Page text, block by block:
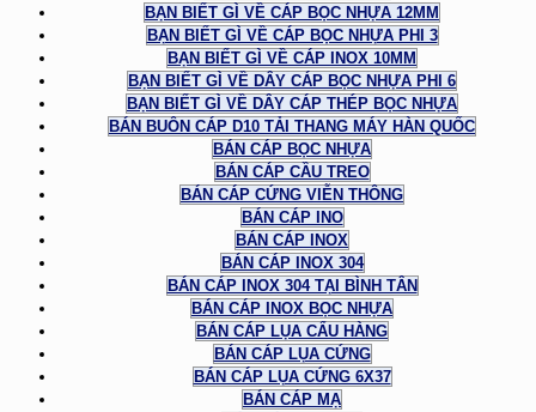
BẠN BIẾT GÌ VỀ CÁP BỌC NHỰA 12MM
BẠN BIẾT GÌ VỀ CÁP BỌC NHỰA PHI 3
BẠN BIẾT GÌ VỀ CÁP INOX 10MM
BẠN BIẾT GÌ VỀ DÂY CÁP BỌC NHỰA PHI 6
BẠN BIẾT GÌ VỀ DÂY CÁP THÉP BỌC NHỰA
BÁN BUÔN CÁP D10 TẢI THANG MÁY HÀN QUỐC
BÁN CÁP BỌC NHỰA
BÁN CÁP CẦU TREO
BÁN CÁP CỨNG VIỄN THÔNG
BÁN CÁP INO
BÁN CÁP INOX
BÁN CÁP INOX 304
BÁN CÁP INOX 304 TẠI BÌNH TÂN
BÁN CÁP INOX BỌC NHỰA
BÁN CÁP LỤA CẨU HÀNG
BÁN CÁP LỤA CỨNG
BÁN CÁP LỤA CỨNG 6X37
BÁN CÁP MẠ